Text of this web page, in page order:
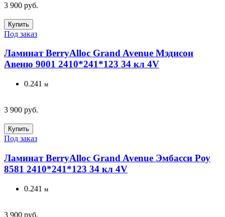
3 900 руб.
Купить
Под заказ
Ламинат BerryAlloc Grand Avenue Мэдисон
Авеню 9001 2410*241*123 34 кл 4V
0.241 м
3 900 руб.
Купить
Под заказ
Ламинат BerryAlloc Grand Avenue Эмбасси Роу
8581 2410*241*123 34 кл 4V
0.241 м
3 900 руб.